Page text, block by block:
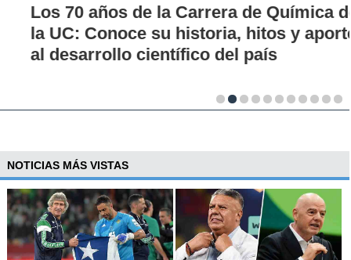
Los 70 años de la Carrera de Química de
la UC: Conoce su historia, hitos y aporte
al desarrollo científico del país
NOTICIAS MÁS VISTAS